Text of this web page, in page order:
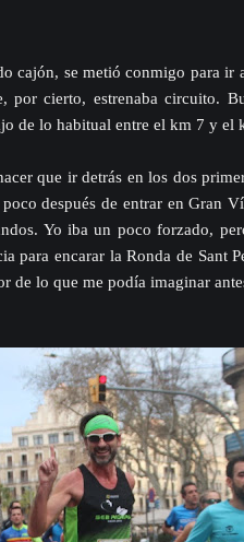
cajón, se metió conmigo para
cierto, estrenaba circuito.
de lo habitual entre el km 7 y
que ir detrás en los dos
después de entrar en Gran
Yo iba un poco forzado,
para encarar la Ronda de Sant
lo que me podía imaginar